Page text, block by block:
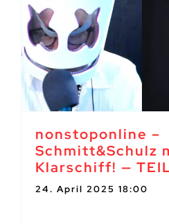
nonstoponline –
Schmitt&Schulz
Klarschiff! —
24. April 2025 18:00